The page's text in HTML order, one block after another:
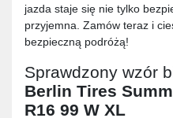
jazda staje się nie tylko
przyjemna. Zamów teraz i
bezpieczną podróżą!
Sprawdzony wzór
Berlin Tires
R16 99 W XL